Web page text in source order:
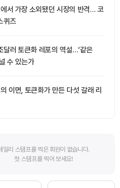
서 가장 소외됐던 시장의 반격… 코
퀴즈
달러 토큰화 레포의 역설…‘같은
수 있는가
이면, 토큰화가 만든 다섯 갈래 리
일리 스탬프를 찍은 회원이 없습니다.
첫 스탬프를 찍어 보세요!